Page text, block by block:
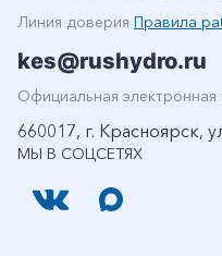
МЫ В СОЦСЕТЯХ
Линия доверия Правила
kes@rushydro.ru
Официальная электронная
660017, г. Красноярск,